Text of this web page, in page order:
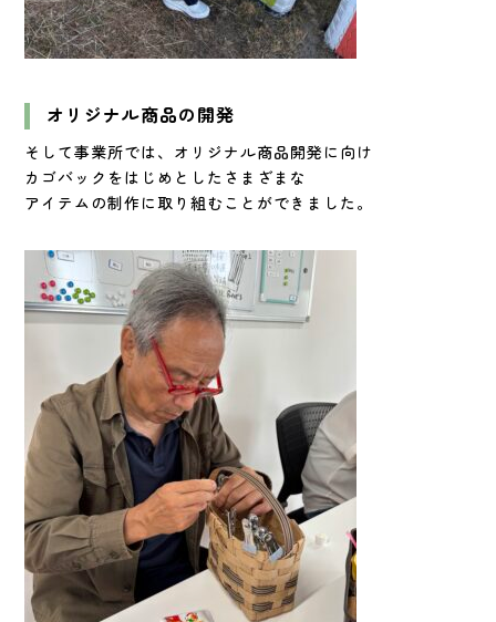
オリジナル商品の開発
そして事業所では、オリジナル商品開発に向け
カゴバックをはじめとしたさまざまな
アイテムの制作に取り組むことができました。